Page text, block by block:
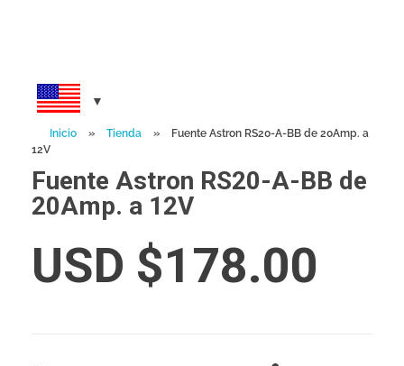
Inicio » Tienda »
Fuente Astron RS20-A-BB de 20Amp. a
12V
Fuente Astron RS20-A-BB de
20Amp. a 12V
USD $178.00